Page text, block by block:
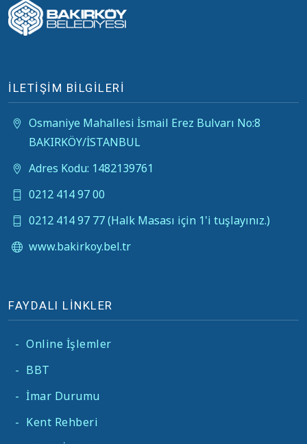
İLETİŞİM BİLGİLERİ
Osmaniye Mahallesi İsmail Erez Bulvarı No:8
BAKIRKÖY/İSTANBUL
Adres Kodu: 1482139761
0212 414 97 00
0212 414 97 77 (Halk Masası için 1'i tuşlayınız.)
www.bakirkoy.bel.tr
FAYDALI LİNKLER
- Online İşlemler
- BBT
- İmar Durumu
- Kent Rehberi